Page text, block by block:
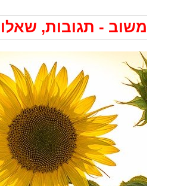
משוב - תגובות,